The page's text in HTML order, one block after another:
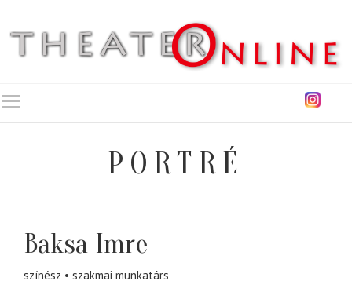
PORTRÉ
Baksa Imre
színész szak­mai munkatárs